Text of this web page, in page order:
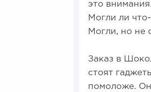
это
Могли ли
Могли, но не
Заказ в
стоят
помоложе.